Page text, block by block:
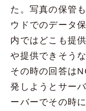
た。写真の保管
ウドでのデータ
内ではどこも提
や提供できそう
その時の回答は
発しようとサー
ーバーでその時